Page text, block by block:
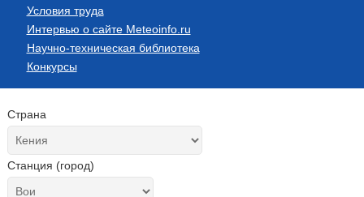
Условия труда
Интервью о сайте Meteoinfo.ru
Научно-техническая библиотека
Конкурсы
Страна
Станция (город)